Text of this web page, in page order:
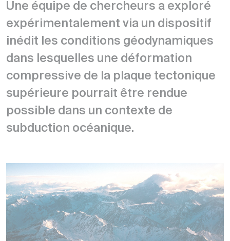
Une équipe de chercheurs a exploré
expérimentalement via un dispositif
inédit les conditions géodynamiques
dans lesquelles une déformation
compressive de la plaque tectonique
supérieure pourrait être rendue
possible dans un contexte de
subduction océanique.